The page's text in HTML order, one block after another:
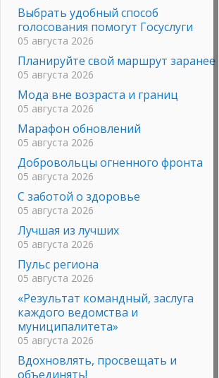
Выбрать удобный способ
голосования помогут Госуслуги
05 августа 2026
Планируйте свой маршрут заранее
05 августа 2026
Мода вне возраста и границ
05 августа 2026
Марафон обновлений
05 августа 2026
Добровольцы огненного фронта
05 августа 2026
С заботой о здоровье
05 августа 2026
Лучшая из лучших
05 августа 2026
Пульс региона
05 августа 2026
«Результат командный, заслуга
каждого ведомства и
муниципалитета»
05 августа 2026
Вдохновлять, просвещать и
объединять!